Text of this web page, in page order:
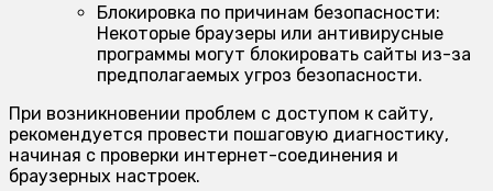
Блокировка по причинам безопасности:
Некоторые браузеры или антивирусные
программы могут блокировать сайты из-за
предполагаемых угроз безопасности.
При возникновении проблем с доступом к сайту,
рекомендуется провести пошаговую диагностику,
начиная с проверки интернет-соединения и
браузерных настроек.